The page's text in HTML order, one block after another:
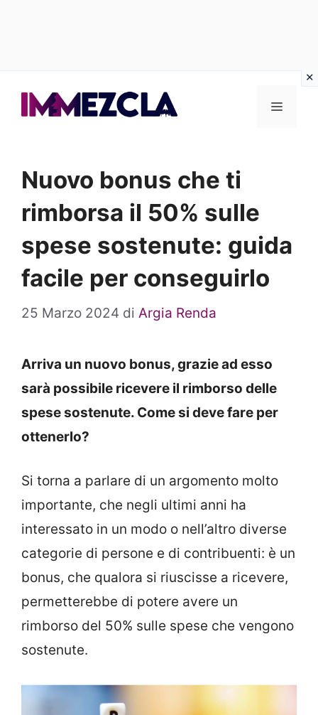
Menu
Nuovo bonus che ti
rimborsa il 50% sulle
spese sostenute: guida
facile per conseguirlo
25 Marzo 2024 di Argia Renda
Arriva un nuovo bonus, grazie ad esso
sarà possibile ricevere il rimborso delle
spese sostenute. Come si deve fare per
ottenerlo?
Si torna a parlare di un argomento molto
importante, che negli ultimi anni ha
interessato in un modo o nell’altro diverse
categorie di persone e di contribuenti: è un
bonus, che qualora si riuscisse a ricevere,
permetterebbe di potere avere un
rimborso del 50% sulle spese che vengono
sostenute.